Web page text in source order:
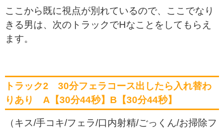
ここから既に視点が別れているので、ここでなり
きる男は、次のトラックでHなことをしてもらえ
ます。
トラック2 30分フェラコース出したら入れ替わ
りあり A【30分44秒】B【30分44秒】
（キス/手コキ/フェラ/口内射精/ごっくん/お掃除フ